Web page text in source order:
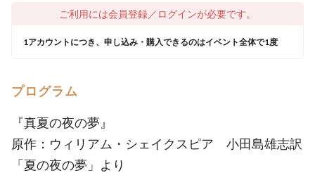
ご利用には会員登録／ログインが必要です。
1アカウントにつき、申し込み・購入できるのはイベント全体で1度
プログラム
『真夏の夜の夢』
原作：ウィリアム・シェイクスピア 小田島雄志訳
「夏の夜の夢」より